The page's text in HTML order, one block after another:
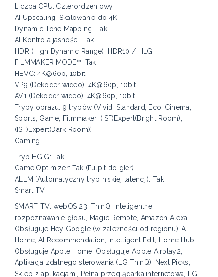
Liczba CPU: Czterordzeniowy
AI Upscaling: Skalowanie do 4K
Dynamic Tone Mapping: Tak
AI Kontrola jasności: Tak
HDR (High Dynamic Range): HDR10 / HLG
FILMMAKER MODE™: Tak
HEVC: 4K@60p, 10bit
VP9 (Dekoder wideo): 4K@60p, 10bit
AV1 (Dekoder wideo): 4K@60p, 10bit
Tryby obrazu: 9 trybów (Vivid, Standard, Eco, Cinema,
Sports, Game, Filmmaker, (ISF)Expert(Bright Room),
(ISF)Expert(Dark Room))
Gaming
Tryb HGIG: Tak
Game Optimizer: Tak (Pulpit do gier)
ALLM (Automatyczny tryb niskiej latencji): Tak
Smart TV
SMART TV: webOS 23, ThinQ, Inteligentne
rozpoznawanie głosu, Magic Remote, Amazon Alexa,
Obsługuje Hey Google (w zależności od regionu), AI
Home, AI Recommendation, Intelligent Edit, Home Hub,
Obsługuje Apple Home, Obsługuje Apple Airplay2,
Aplikacja zdalnego sterowania (LG ThinQ), Next Picks,
Sklep z aplikacjami, Pełna przeglądarka internetowa, LG